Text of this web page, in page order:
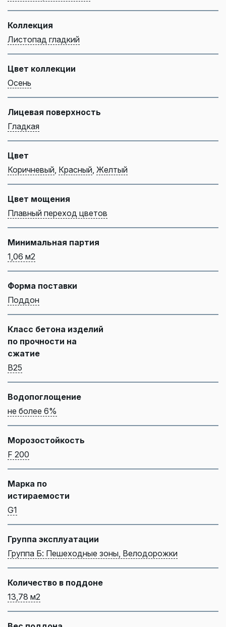
Коллекция
Листопад гладкий
Цвет коллекции
Осень
Лицевая поверхность
Гладкая
Цвет
Коричневый Красный Желтый
Цвет мощения
Плавный переход цветов
Минимальная партия
1,06 м2
Форма поставки
Поддон
Класс бетона изделий
по прочности на
сжатие
B25
Водопоглощение
не более 6%
Морозостойкость
F 200
Марка по
истираемости
G1
Группа эксплуатации
Группа Б: Пешеходные зоны, Велодорожки
Количество в поддоне
13,78 м2